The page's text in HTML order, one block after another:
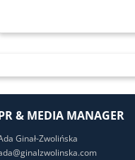
& MEDIA MANAGER
Ginał-Zwolińska